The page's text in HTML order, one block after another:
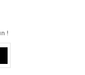
!